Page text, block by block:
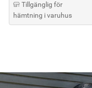
Tillgänglig för
hämtning i varuhus